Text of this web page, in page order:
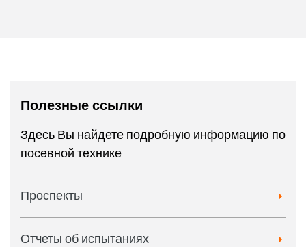
Полезные ссылки
Здесь Вы найдете подробную информацию по
посевной технике
Проспекты
Отчеты об испытаниях